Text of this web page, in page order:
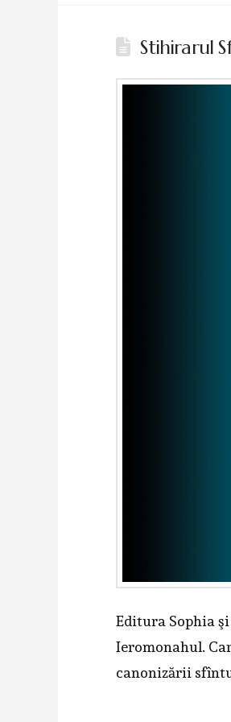
Stihirarul
Editura Sophia
Ieromonahul.
canonizării